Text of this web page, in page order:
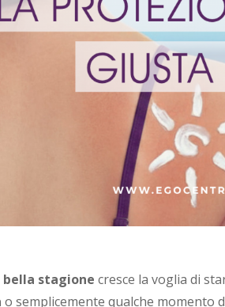
bella stagione cresce la voglia di
o semplicemente qualche momento